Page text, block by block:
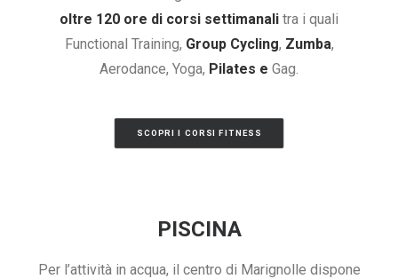
oltre 120 ore di corsi settimanali tra i quali
Functional Training, Group Cycling, Zumba,
Aerodance, Yoga, Pilates e Gag.
SCOPRI I CORSI FITNESS
PISCINA
Per l’attività in acqua, il centro di Marignolle dispone